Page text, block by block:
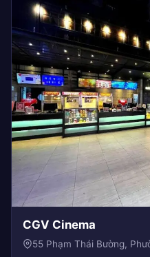
CGV Cinema
55 Phạm Thái Bường,